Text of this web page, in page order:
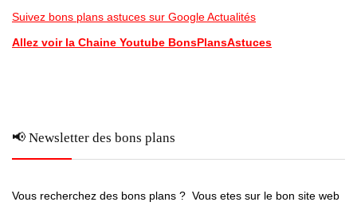
Suivez bons plans astuces sur Google Actualités
Allez voir la Chaine Youtube BonsPlansAstuces
📢 Newsletter des bons plans
Vous recherchez des bons plans ? Vous etes sur le bon site web